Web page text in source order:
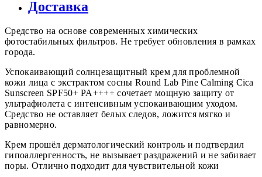
Доставка
Средство на основе современных химических
фотостабильных фильтров. Не требует обновления в рамках
города.
Успокаивающий солнцезащитный крем для проблемной
кожи лица с экстрактом сосны Round Lab Pine Calming Cica
Sunscreen SPF50+ PA++++ сочетает мощную защиту от
ультрафиолета с интенсивным успокаивающим уходом.
Средство не оставляет белых следов, ложится мягко и
равномерно.
Крем прошёл дерматологический контроль и подтвердил
гипоаллергенность, не вызывает раздражений и не забивает
поры. Отлично подходит для чувствительной кожи